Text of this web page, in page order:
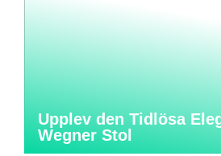
Upplev den Tidlösa
Wegner Stol